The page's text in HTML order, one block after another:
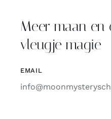
Meer maan en
vleugje magie
EMAIL